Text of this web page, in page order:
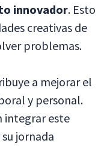
innovador. Esto
creativas de
problemas.
a mejorar el
y personal.
integrar este
jornada